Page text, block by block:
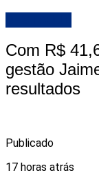
Com R$
gestão
resultados
Publicado
17 horas atrás